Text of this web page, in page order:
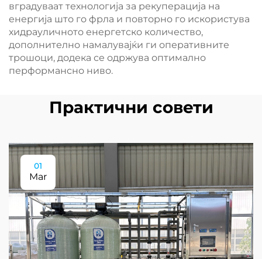
вградуваат технологија за рекуперација на
енергија што го фрла и повторно го искористува
хидрауличното енергетско количество,
дополнително намалувајќи ги оперативните
трошоци, додека се одржува оптимално
перформансно ниво.
Практични совети
01
Mar